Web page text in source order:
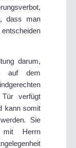
dass man
darum,
auf dem
verfügt
kann somit
Sie
Herrn